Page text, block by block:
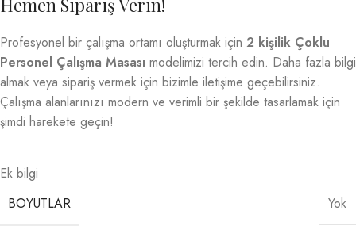
Profesyonel bir çalışma ortamı oluşturmak için 2 kişilik Çoklu
Personel Çalışma Masası modelimizi tercih edin. Daha fazla bilgi
almak veya sipariş vermek için bizimle iletişime geçebilirsiniz.
Çalışma alanlarınızı modern ve verimli bir şekilde tasarlamak için
şimdi harekete geçin!
Ek bilgi
BOYUTLAR
Yok